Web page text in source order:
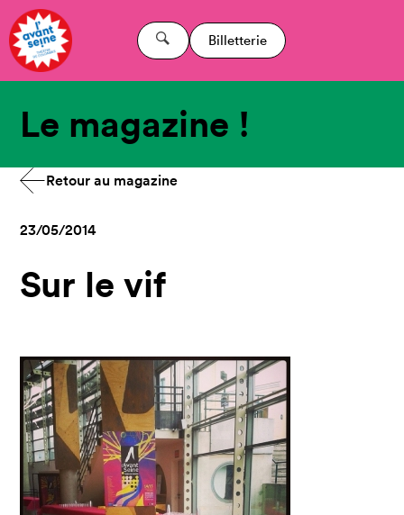
Billetterie
Le magazine !
Retour au magazine
23/05/2014
Sur le vif